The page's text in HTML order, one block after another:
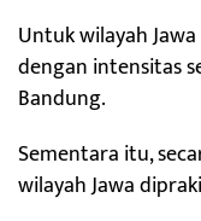
Untuk wilayah
dengan intensitas
Bandung.
Sementara itu,
wilayah Jawa